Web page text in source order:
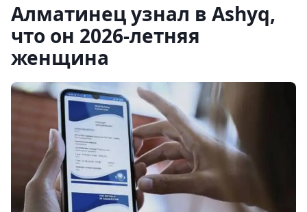
Алматинец узнал в Ashyq,
что он 2026-летняя
женщина